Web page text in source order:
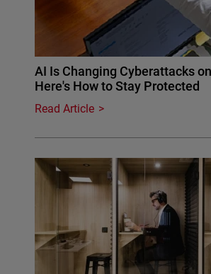
AI Is Changing Cyberattacks
Here's How to Stay Protected
Read Article